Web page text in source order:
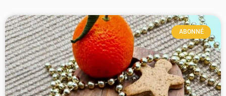
ABONNÉ